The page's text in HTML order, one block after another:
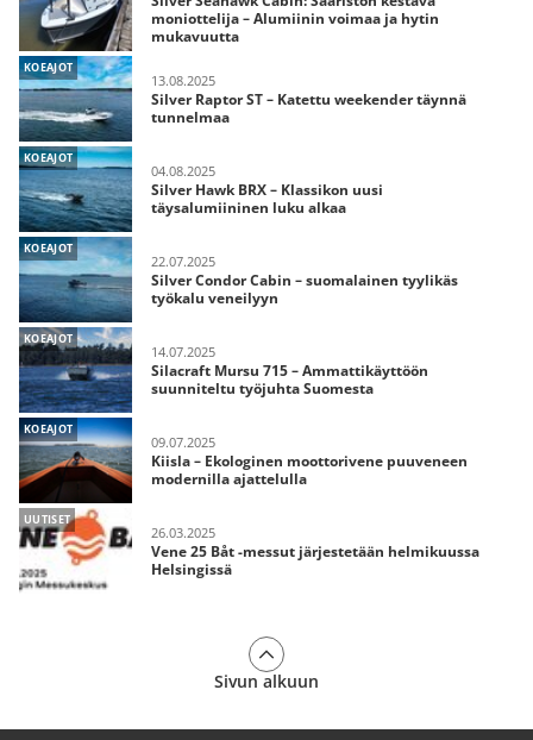
moniottelija – Alumiinin voimaa ja hytin
mukavuutta
KOEAJOT
13.08.2025
Silver Raptor ST – Katettu weekender täynnä
tunnelmaa
KOEAJOT
04.08.2025
Silver Hawk BRX – Klassikon uusi
täysalumiininen luku alkaa
KOEAJOT
22.07.2025
Silver Condor Cabin – suomalainen tyylikäs
työkalu veneilyyn
KOEAJOT
14.07.2025
Silacraft Mursu 715 – Ammattikäyttöön
suunniteltu työjuhta Suomesta
KOEAJOT
09.07.2025
Kiisla – Ekologinen moottorivene puuveneen
modernilla ajattelulla
UUTISET
26.03.2025
Vene 25 Båt -messut järjestetään helmikuussa
Helsingissä
Sivun alkuun